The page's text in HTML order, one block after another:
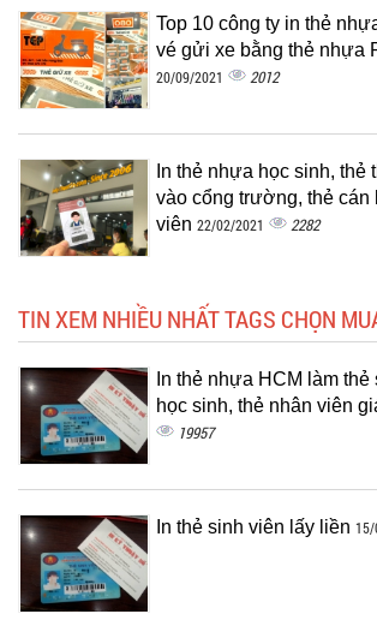
Top 10 công ty in thẻ
vé gửi xe bằng thẻ nhựa
20/09/2021 2012
In thẻ nhựa học sinh, thẻ
vào cổng trường, thẻ cán
viên 22/02/2021 2282
TIN XEM NHIỀU NHẤT TAGS CHỌN
In thẻ nhựa HCM làm
học sinh, thẻ nhân viên
19957
In thẻ sinh viên lấy liền